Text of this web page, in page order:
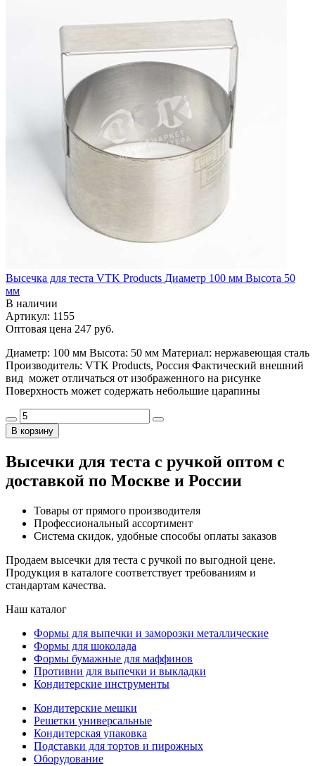
Высечка для теста VTK Products Диаметр 100 мм Высота 50
мм
В наличии
Артикул: 1155
Оптовая цена 247 руб.
Диаметр: 100 мм Высота: 50 мм Материал: нержавеющая сталь
Производитель: VTK Products, Россия Фактический внешний
вид может отличаться от изображенного на рисунке
Поверхность может содержать небольшие царапины
В корзину
Высечки для теста с ручкой оптом с
доставкой по Москве и России
Товары от прямого производителя
Профессиональный ассортимент
Система скидок, удобные способы оплаты заказов
Продаем высечки для теста с ручкой по выгодной цене.
Продукция в каталоге соответствует требованиям и
стандартам качества.
Наш каталог
Формы для выпечки и заморозки металлические
Формы для шоколада
Формы бумажные для маффинов
Противни для выпечки и выкладки
Кондитерские инструменты
Кондитерские мешки
Решетки универсальные
Кондитерская упаковка
Подставки для тортов и пирожных
Оборудование